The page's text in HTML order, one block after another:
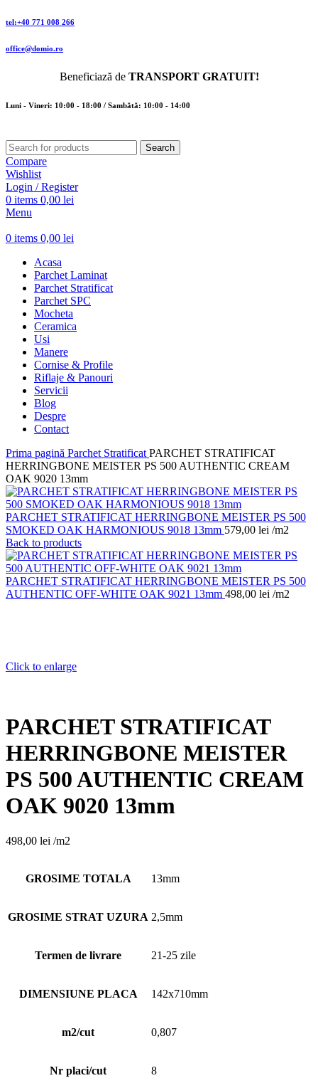
tel:+40 771 008 266
office@domio.ro
Beneficiază de TRANSPORT GRATUIT!
Luni - Vineri: 10:00 - 18:00 / Sambătă: 10:00 - 14:00
Search
Compare
Wishlist
Login / Register
0 items 0,00 lei
Menu
0 items 0,00 lei
Acasa
Parchet Laminat
Parchet Stratificat
Parchet SPC
Mocheta
Ceramica
Usi
Manere
Cornise & Profile
Riflaje & Panouri
Servicii
Blog
Despre
Contact
Prima pagină Parchet Stratificat PARCHET STRATIFICAT
HERRINGBONE MEISTER PS 500 AUTHENTIC CREAM
OAK 9020 13mm
PARCHET STRATIFICAT HERRINGBONE MEISTER PS 500
SMOKED OAK HARMONIOUS 9018 13mm 579,00 lei /m2
Back to products
PARCHET STRATIFICAT HERRINGBONE MEISTER PS 500
AUTHENTIC OFF-WHITE OAK 9021 13mm 498,00 lei /m2
Click to enlarge
PARCHET STRATIFICAT
HERRINGBONE MEISTER
PS 500 AUTHENTIC CREAM
OAK 9020 13mm
498,00 lei /m2
GROSIME TOTALA 13mm
GROSIME STRAT UZURA 2,5mm
Termen de livrare 21-25 zile
DIMENSIUNE PLACA 142x710mm
m2/cut 0,807
Nr placi/cut 8